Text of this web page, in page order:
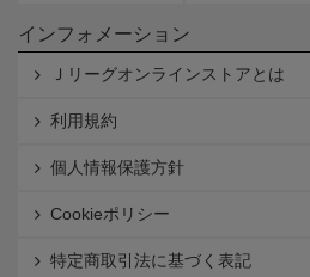
インフォメーション
Ｊリーグオンラインストアとは
利用規約
個人情報保護方針
Cookieポリシー
特定商取引法に基づく表記